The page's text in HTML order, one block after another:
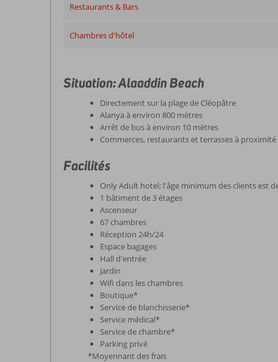
Restaurants & Bars
Chambres d'hôtel
Situation: Alaaddin Beach
Directement sur la plage de Cléopâtre
Alanya à environ 800 mètres
Arrêt de bus à environ 10 mètres
Commerces, restaurants et terrasses à
Facilités
Only Adult hotel; l'âge minimum des clients est
1 bâtiment de 3 étages
Ascenseur
67 chambres
Réception 24h/24
Espace bagages
Hall d'entrée
Jardin
Wifi dans les chambres
Boutique*
Service de blanchisserie*
Service médical*
Service de chambre*
Parking privé
*Moyennant des frais